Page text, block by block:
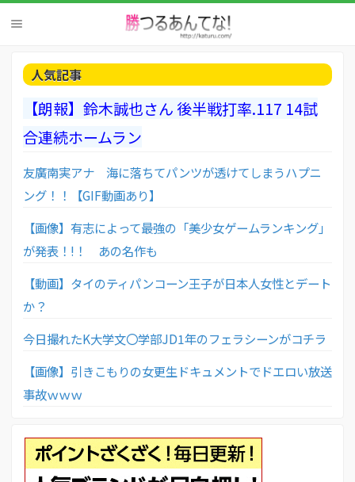
人気記事
【朗報】鈴木誠也さん 後半戦打率.117 14試
合連続ホームラン
友廣南実アナ 海に落ちてパンツが透けてしまうハプニ
ング！！【GIF動画あり】
【画像】有志によって最強の「美少女ゲームランキング」
が発表！!！ あの名作も
【動画】タイのティパンコーン王子が日本人女性とデート
か？
今日撮れたK大学文〇学部JD1年のフェラシーンがコチラ
【画像】引きこもりの女更生ドキュメントでドエロい放送
事故ｗｗｗ